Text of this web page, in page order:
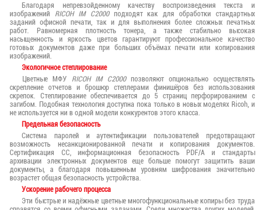
Благодаря непревзойденному качеству воспроизведения текста и
изображений RICOH IM C2000подходят как для обработки стандартных
заданий офисной печати, так и для выполнения более сложных печатных
работ. Равномерная плотность тонера, а также стабильно высокая
насыщенность и яркость цветов гарантируют профессиональное качество
готовых документов даже при больших объёмах печати или копирования
изображений.
Экологичное степлирование
Цветные МФУ RICOH IM C2000позволяют опционально осуществлять
скрепление отчетов и брошюр степлерами финишёров без использования
скрепок. Степлирование обеспечивается до 5 страниц перфорированием с
загибом. Подобная технология доступна пока только в новых моделях Ricoh, и
не используется ни в одной модели конкурентов этого класса.
Предельная безопасность
Система паролей и аутентификации пользователей предотвращают
возможность несанкционированной печати и копирования документов.
Сертификация СС, информационная безопасность PDF/A и стандарты
архивации электронных документов еще больше помогут защитить ваши
документы, а благодаря повышенным уровням шифрования значительно
возрастет общая безопасность устройства.
Ускорение рабочего процесса
Эти быстрые и надёжные цветные многофункциональные копиры без труда